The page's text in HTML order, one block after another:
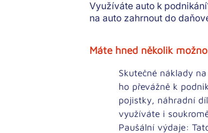
Využíváte auto k
na auto zahrnout do
Máte hned několik
Skutečné náklady
ho převážně k
pojistky, náhradní
využíváte i
Paušální výdaje: